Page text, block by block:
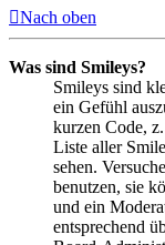
Nach oben
Was sind Smileys?
Smileys sind
ein Gefühl
kurzen Code,
Liste aller
sehen.
benutzen, sie
und ein
entsprechend